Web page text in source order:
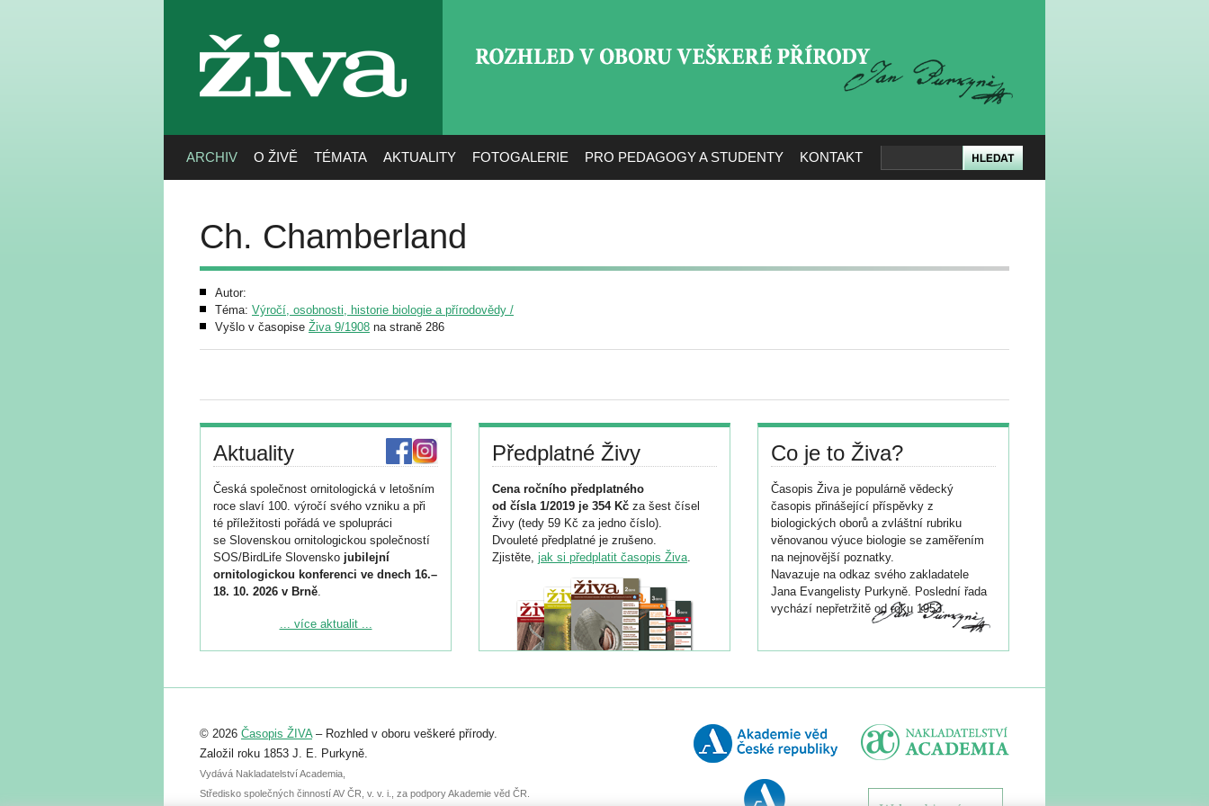
živa
ARCHIV O ŽIVĚ TÉMATA AKTUALITY FOTOGALERIE PRO PEDAGOGY A STUDENTY KONTAKT
Ch. Chamberland
Autor:
Téma: Výročí, osobnosti, historie biologie a přírodovědy /
Vyšlo v časopise Živa 9/1908 na straně 286
Aktuality
Česká společnost ornitologická v letošním
roce slaví 100. výročí svého vzniku a při
té příležitosti pořádá ve spolupráci
se Slovenskou ornitologickou společností
SOS/BirdLife Slovensko jubilejní
ornitologickou konferenci ve dnech 16.–
18. 10. 2026 v Brně.
Podrobnější informace ke konferenci
Registrovat se můžete do 6. září.
abstraktu přihlášené přednášky nebo
posteru je už 30. června.
... více aktualit ...
Předplatné Živy
Cena ročního předplatného
od čísla 1/2019 je 354 Kč za šest čísel
Živy (tedy 59 Kč za jedno číslo).
Dvouleté předplatné je zrušeno.
Zjistěte, jak si předplatit časopis Živa.
Co je to Živa?
Časopis Živa je populárně vědecký
časopis přinášející příspěvky z
biologických oborů a zvláštní rubriku
věnovanou výuce biologie se zaměřením
na nejnovější poznatky.
Navazuje na odkaz svého zakladatele
Jana Evangelisty Purkyně. Poslední řada
vychází nepřetržitě od roku 1953.
© 2026 Časopis ŽIVA– Rozhled v oboru veškeré přírody.
Založil roku 1853 J. E. Purkyně.
Vydává Nakladatelství Academia,
Středisko společných činností AV ČR, v. v. i., za podpory Akademie věd ČR.